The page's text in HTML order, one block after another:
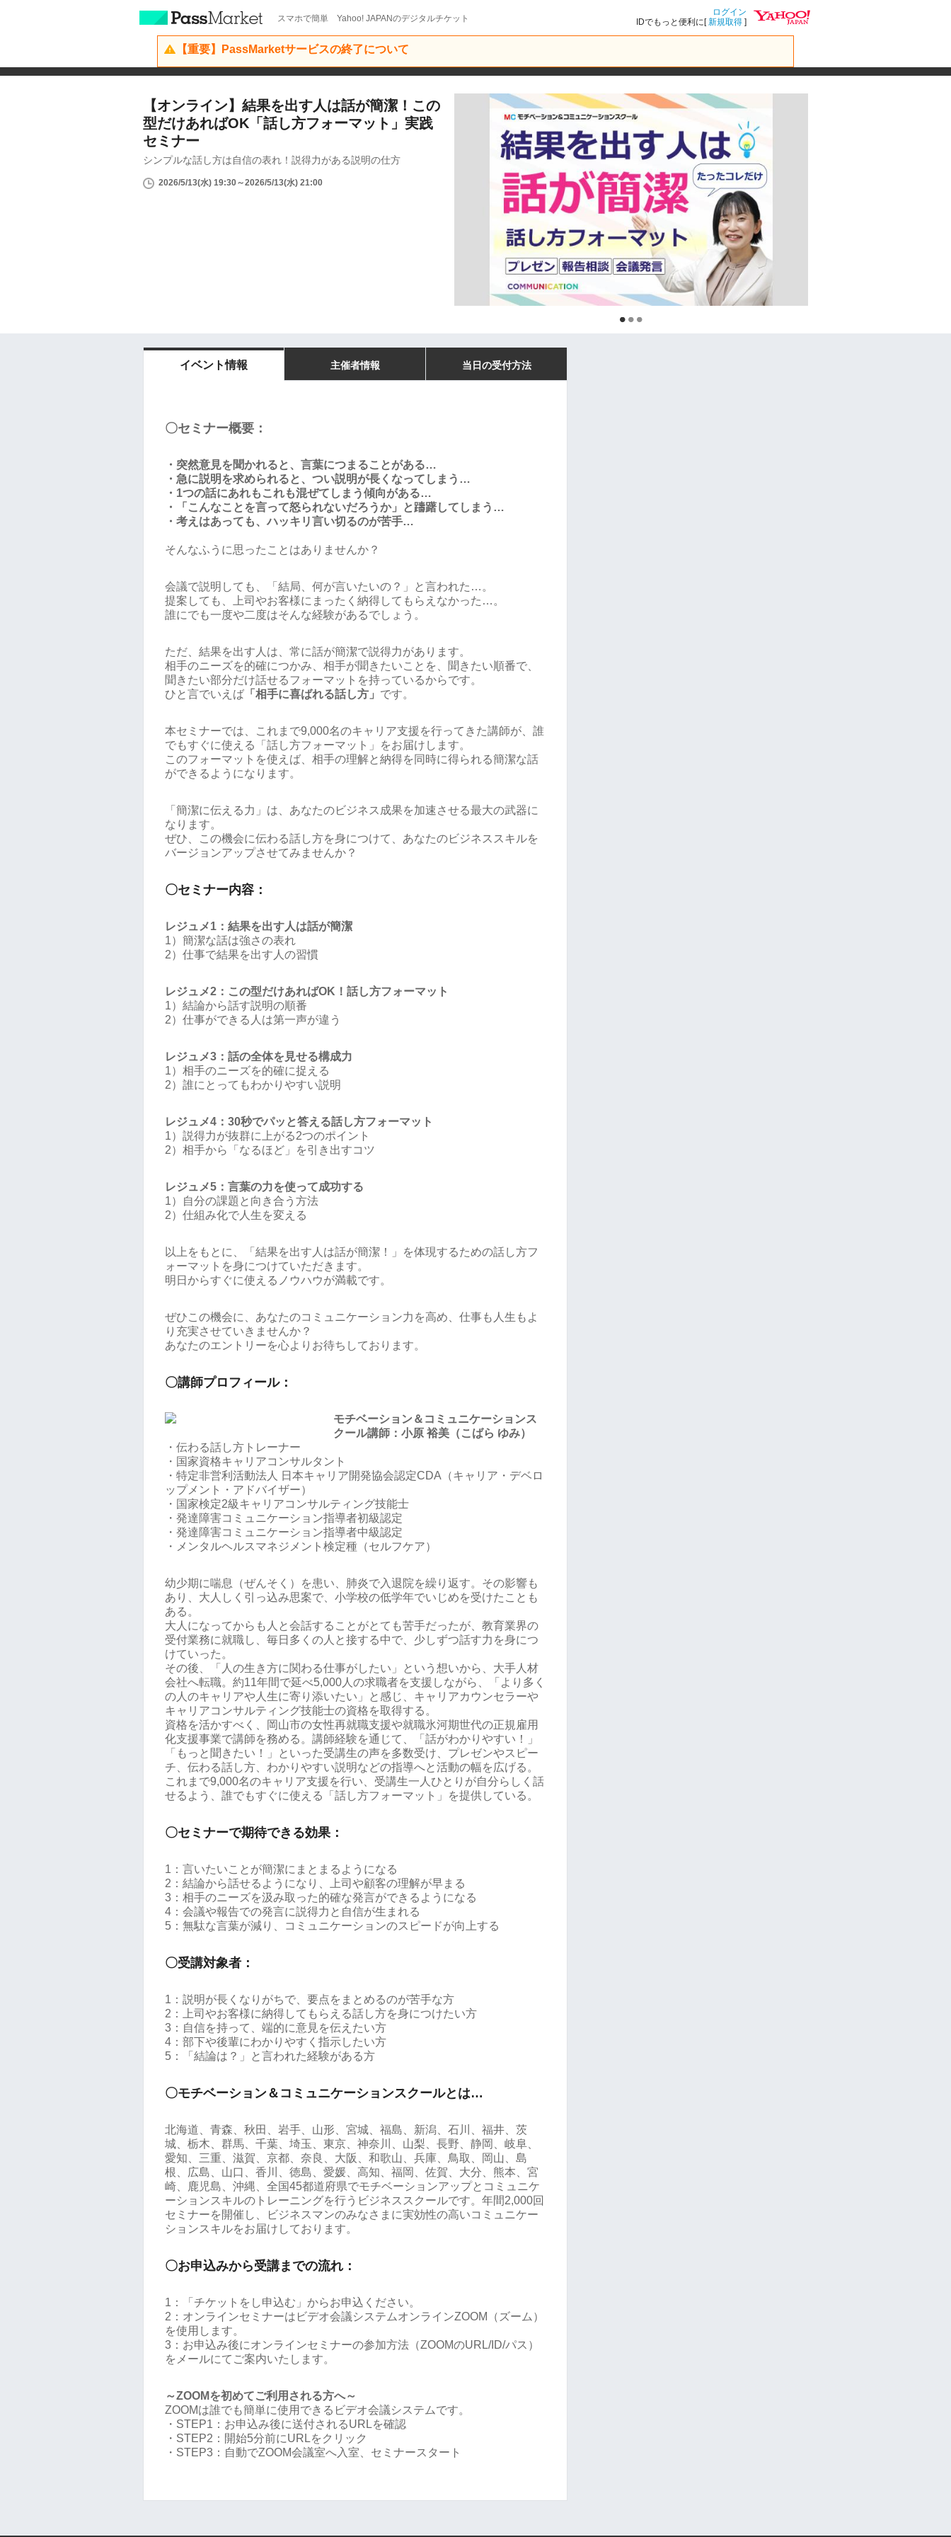
スマホで簡単 Yahoo! JAPANのデジタルチケット
ログイン
IDでもっと便利に[新規取得 ]
【重要】PassMarketサービスの終了について
【オンライン】結果を出す人は話が簡潔！この
型だけあればOK「話し方フォーマット」実践
セミナー
シンプルな話し方は自信の表れ！説得力がある説明の仕方
2026/5/13(水) 19:30～2026/5/13(水) 21:00
イベント情報 主催者情報 当日の受付方法
〇セミナー概要：
・突然意見を聞かれると、言葉につまることがある…
・急に説明を求められると、つい説明が長くなってしまう…
・1つの話にあれもこれも混ぜてしまう傾向がある…
・「こんなことを言って怒られないだろうか」と躊躇してしまう…
・考えはあっても、ハッキリ言い切るのが苦手…
そんなふうに思ったことはありませんか？
会議で説明しても、「結局、何が言いたいの？」と言われた…。
提案しても、上司やお客様にまったく納得してもらえなかった…。
誰にでも一度や二度はそんな経験があるでしょう。
ただ、結果を出す人は、常に話が簡潔で説得力があります。
相手のニーズを的確につかみ、相手が聞きたいことを、聞きたい順番で、
聞きたい部分だけ話せるフォーマットを持っているからです。
ひと言でいえば 「相手に喜ばれる話し方」 です。
本セミナーでは、これまで9,000名のキャリア支援を行ってきた講師が、誰
でもすぐに使える「話し方フォーマット」をお届けします。
このフォーマットを使えば、相手の理解と納得を同時に得られる簡潔な話
ができるようになります。
「簡潔に伝える力」は、あなたのビジネス成果を加速させる最大の武器に
なります。
ぜひ、この機会に伝わる話し方を身につけて、あなたのビジネススキルを
バージョンアップさせてみませんか？
〇セミナー内容：
レジュメ1：結果を出す人は話が簡潔
1）簡潔な話は強さの表れ
2）仕事で結果を出す人の習慣
レジュメ2：この型だけあればOK！話し方フォーマット
1）結論から話す説明の順番
2）仕事ができる人は第一声が違う
レジュメ3：話の全体を見せる構成力
1）相手のニーズを的確に捉える
2）誰にとってもわかりやすい説明
レジュメ4：30秒でパッと答える話し方フォーマット
1）説得力が抜群に上がる2つのポイント
2）相手から「なるほど」を引き出すコツ
レジュメ5：言葉の力を使って成功する
1）自分の課題と向き合う方法
2）仕組み化で人生を変える
以上をもとに、「結果を出す人は話が簡潔！」を体現するための話し方フ
ォーマットを身につけていただきます。
明日からすぐに使えるノウハウが満載です。
ぜひこの機会に、あなたのコミュニケーション力を高め、仕事も人生もよ
り充実させていきませんか？
あなたのエントリーを心よりお待ちしております。
〇講師プロフィール：
モチベーション＆コミュニケーションス
クール講師：小原 裕美（こばら ゆみ）
・伝わる話し方トレーナー
・国家資格キャリアコンサルタント
・特定非営利活動法人 日本キャリア開発協会認定CDA（キャリア・デベロ
ップメント・アドバイザー）
・国家検定2級キャリアコンサルティング技能士
・発達障害コミュニケーション指導者初級認定
・発達障害コミュニケーション指導者中級認定
・メンタルヘルスマネジメント検定種（セルフケア）
幼少期に喘息（ぜんそく）を患い、肺炎で入退院を繰り返す。その影響も
あり、大人しく引っ込み思案で、小学校の低学年でいじめを受けたことも
ある。
大人になってからも人と会話することがとても苦手だったが、教育業界の
受付業務に就職し、毎日多くの人と接する中で、少しずつ話す力を身につ
けていった。
その後、「人の生き方に関わる仕事がしたい」という想いから、大手人材
会社へ転職。約11年間で延べ5,000人の求職者を支援しながら、「より多く
の人のキャリアや人生に寄り添いたい」と感じ、キャリアカウンセラーや
キャリアコンサルティング技能士の資格を取得する。
資格を活かすべく、岡山市の女性再就職支援や就職氷河期世代の正規雇用
化支援事業で講師を務める。講師経験を通じて、「話がわかりやすい！」
「もっと聞きたい！」といった受講生の声を多数受け、プレゼンやスピー
チ、伝わる話し方、わかりやすい説明などの指導へと活動の幅を広げる。
これまで9,000名のキャリア支援を行い、受講生一人ひとりが自分らしく話
せるよう、誰でもすぐに使える「話し方フォーマット」を提供している。
〇セミナーで期待できる効果：
1：言いたいことが簡潔にまとまるようになる
2：結論から話せるようになり、上司や顧客の理解が早まる
3：相手のニーズを汲み取った的確な発言ができるようになる
4：会議や報告での発言に説得力と自信が生まれる
5：無駄な言葉が減り、コミュニケーションのスピードが向上する
〇受講対象者：
1：説明が長くなりがちで、要点をまとめるのが苦手な方
2：上司やお客様に納得してもらえる話し方を身につけたい方
3：自信を持って、端的に意見を伝えたい方
4：部下や後輩にわかりやすく指示したい方
5：「結論は？」と言われた経験がある方
〇モチベーション＆コミュニケーションスクールとは…
北海道、青森、秋田、岩手、山形、宮城、福島、新潟、石川、福井、茨
城、栃木、群馬、千葉、埼玉、東京、神奈川、山梨、長野、静岡、岐阜、
愛知、三重、滋賀、京都、奈良、大阪、和歌山、兵庫、鳥取、岡山、島
根、広島、山口、香川、徳島、愛媛、高知、福岡、佐賀、大分、熊本、宮
崎、鹿児島、沖縄、全国45都道府県でモチベーションアップとコミュニケ
ーションスキルのトレーニングを行うビジネススクールです。年間2,000回
セミナーを開催し、ビジネスマンのみなさまに実効性の高いコミュニケー
ションスキルをお届けしております。
〇お申込みから受講までの流れ：
1：「チケットをし申込む」からお申込ください。
2：オンラインセミナーはビデオ会議システムオンラインZOOM（ズーム）
を使用します。
3：お申込み後にオンラインセミナーの参加方法（ZOOMのURL/ID/パス）
をメールにてご案内いたします。
～ZOOMを初めてご利用される方へ～
ZOOMは誰でも簡単に使用できるビデオ会議システムです。
・STEP1：お申込み後に送付されるURLを確認
・STEP2：開始5分前にURLをクリック
・STEP3：自動でZOOM会議室へ入室、セミナースタート